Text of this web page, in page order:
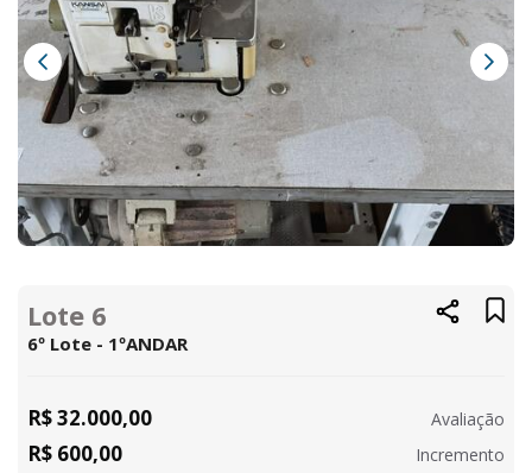
Lote 6
6º Lote - 1ºANDAR
R$ 32.000,00 Avaliação
R$ 600,00 Incremento